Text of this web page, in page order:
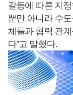
갈등에 따른 지
뿐만 아니라 수
체들과 협력 관
다”고 말했다.